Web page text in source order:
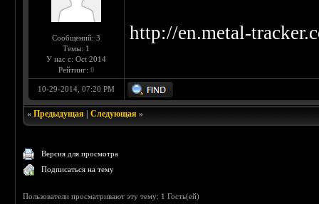
Сообщений: 3
Темы: 1
У нас с: Oct 2014
Рейтинг: 0
http://en.metal-
10-29-2014, 07:20 PM
«Предыдущая |Следующая »
Версия для просмотра
Подписаться на тему
Пользователи просматривают эту тему: 1 Гость(ей)